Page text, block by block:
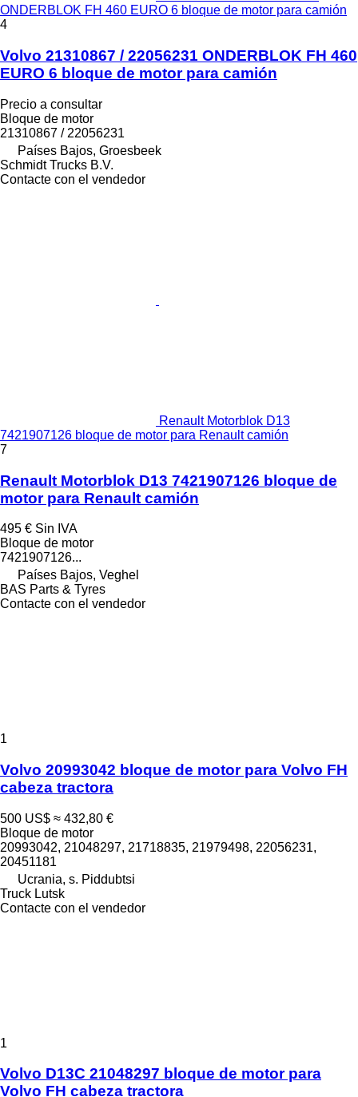
ONDERBLOK FH 460 EURO 6 bloque de motor para camión
4
Volvo 21310867 / 22056231 ONDERBLOK FH 460
EURO 6 bloque de motor para camión
Precio a consultar
Bloque de motor
21310867 / 22056231
Países Bajos, Groesbeek
Schmidt Trucks B.V.
Contacte con el vendedor
Renault Motorblok D13
7421907126 bloque de motor para Renault camión
7
Renault Motorblok D13 7421907126 bloque de
motor para Renault camión
495 € Sin IVA
Bloque de motor
7421907126...
Países Bajos, Veghel
BAS Parts & Tyres
Contacte con el vendedor
1
Volvo 20993042 bloque de motor para Volvo FH
cabeza tractora
500 US$ ≈ 432,80 €
Bloque de motor
20993042, 21048297, 21718835, 21979498, 22056231,
20451181
Ucrania, s. Piddubtsi
Truck Lutsk
Contacte con el vendedor
1
Volvo D13C 21048297 bloque de motor para
Volvo FH cabeza tractora